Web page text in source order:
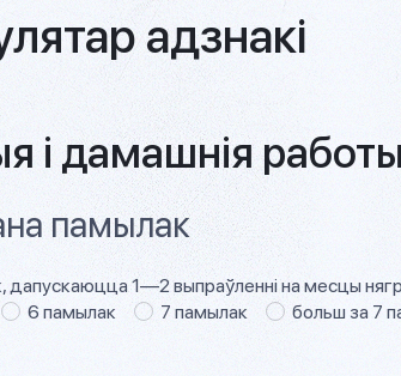
адзнакі
і дамашнія работы
памылак
дапускаюцца 1—2 выпраўленні на месцы
6 памылак 7 памылак больш за 7